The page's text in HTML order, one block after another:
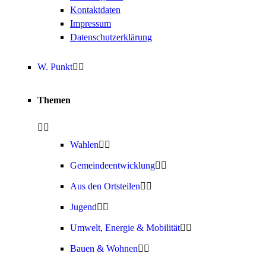
Kontaktdaten
Impressum
Datenschutzerklärung
W. Punkt
Themen
Wahlen
Gemeindeentwicklung
Aus den Ortsteilen
Jugend
Umwelt, Energie & Mobilität
Bauen & Wohnen